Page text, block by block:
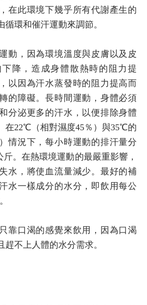
在此環境下幾乎所有代謝產生的
循環和催汗運動來調節。
動，因為環境溫度與皮膚以及皮
降，造成身體散熱時的阻力提
以因為汗水蒸發時的阻力提高而
的障礙。長時間運動，身體必須
分泌更多的汗水，以便排除身體
在22℃（相對濕度45％）與35℃的
情況下，每小時運動的排汗量分
斤。在熱環境運動的最嚴重影響，
水，將使血流量減少。最好的補
水一樣成分的水分，即飲用每公
靠口渴的感覺來飲用，因為口渴
趕不上人體的水分需求。